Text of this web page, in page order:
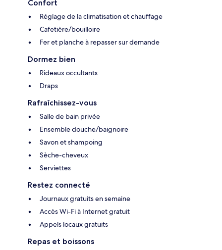
Confort
Réglage de la climatisation et chauffage
Cafetière/bouilloire
Fer et planche à repasser sur demande
Dormez bien
Rideaux occultants
Draps
Rafraîchissez-vous
Salle de bain privée
Ensemble douche/baignoire
Savon et shampoing
Sèche-cheveux
Serviettes
Restez connecté
Journaux gratuits en semaine
Accès Wi-Fi à Internet gratuit
Appels locaux gratuits
Repas et boissons